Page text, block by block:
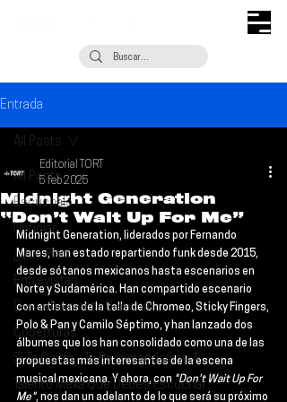
Entrada
All Posts
Escúchalo
Noticias
¿Qué Plan?
Entrevistas
Descubrimiento Semanal
Coberturas
Si Te Gusta... Te Recomendamos A...
Talento Mexa Que Debes Escuchar
All Posts
Midnight Generation
“Don’t Wait Up For Me”
Editorial TORT
5 feb 2025
Midnight Generation, liderados por Fernando
Mares, han estado repartiendo funk desde 2015,
desde sótanos mexicanos hasta escenarios en
Norte y Sudamérica. Han compartido escenario
con artistas de la talla de Chromeo, Sticky Fingers,
Polo & Pan y Camilo Séptimo, y han lanzado dos
álbumes que los han consolidado como una de las
propuestas más interesantes de la escena
musical mexicana. Y ahora, con "Don't Wait Up For
Me", nos dan un adelanto de lo que será su próximo